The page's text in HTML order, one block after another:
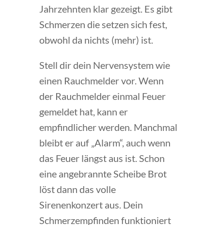
Jahrzehnten klar gezeigt. Es gibt
Schmerzen die setzen sich fest,
obwohl da nichts (mehr) ist.
Stell dir dein Nervensystem wie
einen Rauchmelder vor. Wenn
der Rauchmelder einmal Feuer
gemeldet hat, kann er
empfindlicher werden. Manchmal
bleibt er auf „Alarm“, auch wenn
das Feuer längst aus ist. Schon
eine angebrannte Scheibe Brot
löst dann das volle
Sirenenkonzert aus. Dein
Schmerzempfinden funktioniert